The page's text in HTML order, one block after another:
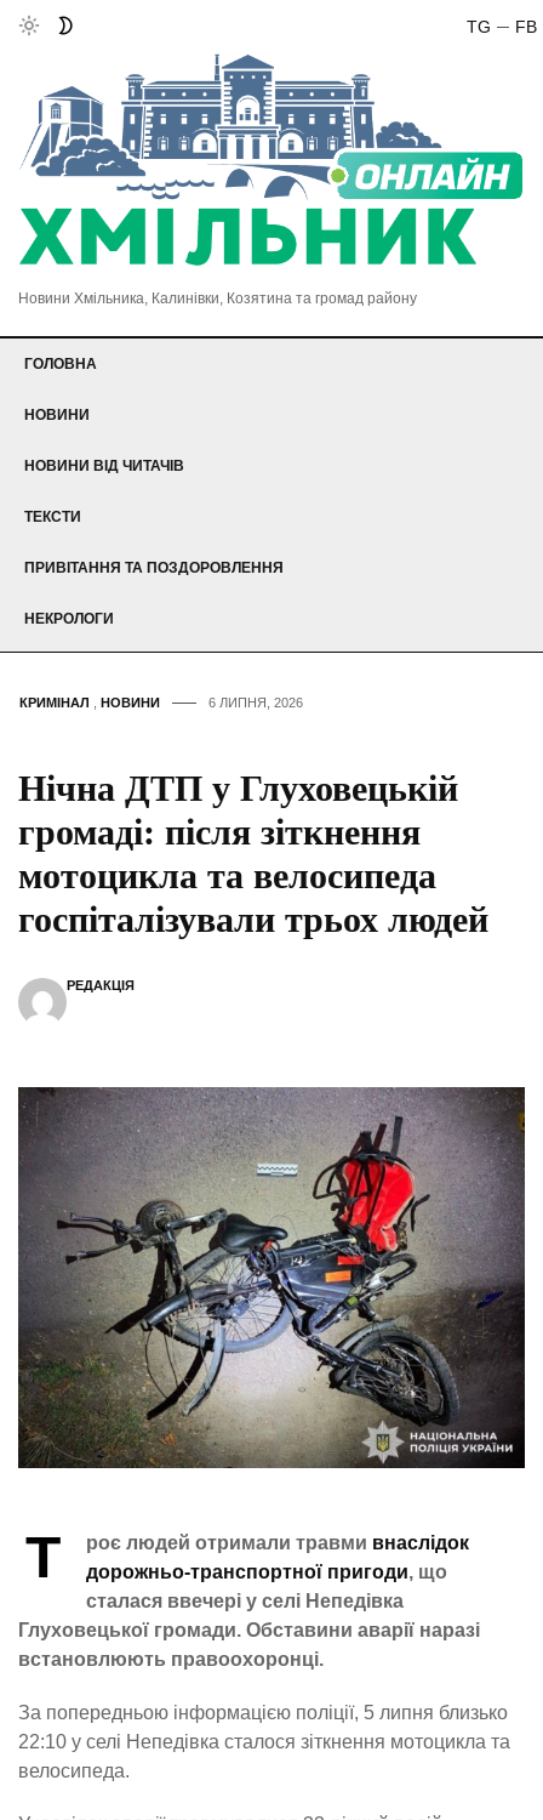
FB
TG
Новини Хмільника, Калинівки, Козятина та громад району
ГОЛОВНА
НОВИНИ
НОВИНИ ВІД ЧИТАЧІВ
ТЕКСТИ
ПРИВІТАННЯ ТА ПОЗДОРОВЛЕННЯ
НЕКРОЛОГИ
КРИМІНАЛ НОВИНИ 6 ЛИПНЯ, 2026
Нічна ДТП у Глуховецькій
громаді: після зіткнення
мотоцикла та велосипеда
госпіталізували трьох людей
РЕДАКЦІЯ
Т роє людей отримали травми внаслідок
дорожньо-транспортної пригоди, що
сталася ввечері у селі Непедівка
Глуховецької громади. Обставини аварії наразі
встановлюють правоохоронці.
За попередньою інформацією поліції, 5 липня близько
22:10 у селі Непедівка сталося зіткнення мотоцикла та
велосипеда.